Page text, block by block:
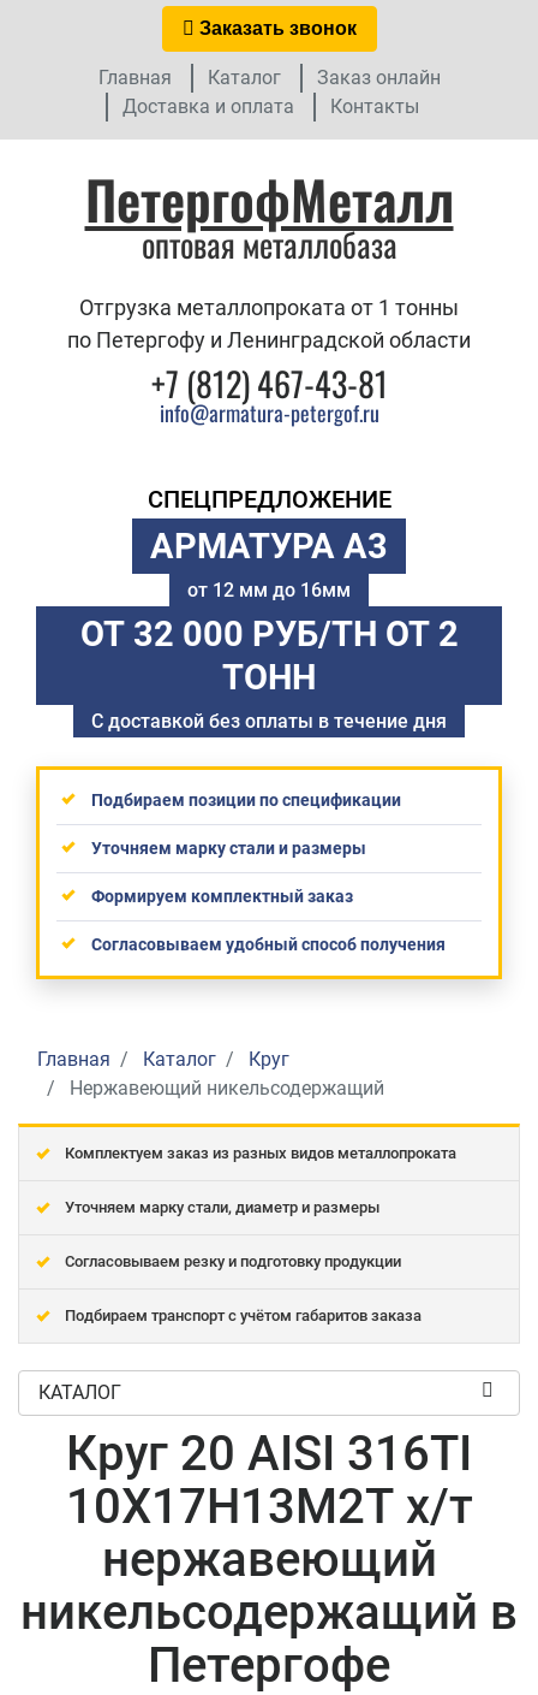
Заказать звонок
Главная Каталог
Заказ онлайн
Доставка и оплата
Контакты
ПетергофМеталл
оптовая металлобаза
Отгрузка металлопроката от 1 тонны
по Петергофу и Ленинградской области
+7 (812) 467-43-81
info@armatura-petergof.ru
СПЕЦПРЕДЛОЖЕНИЕ
АРМАТУРА А3
от 12 мм до 16мм
ОТ 32 000 РУБ/ТН ОТ 2
ТОНН
С доставкой без оплаты в течение дня
Подбираем позиции по спецификации
Уточняем марку стали и размеры
Формируем комплектный заказ
Согласовываем удобный способ получения
Главная Каталог
Круг
Нержавеющий никельсодержащий
Комплектуем заказ из разных видов металлопроката
Уточняем марку стали, диаметр и размеры
Согласовываем резку и подготовку продукции
Подбираем транспорт с учётом габаритов заказа
КАТАЛОГ
Круг 20 AISI 316TI
10Х17Н13М2Т х/т
нержавеющий
никельсодержащий в
Петергофе